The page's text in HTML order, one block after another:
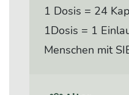
1 Dosis = 24
1Dosis = 1
Menschen mit